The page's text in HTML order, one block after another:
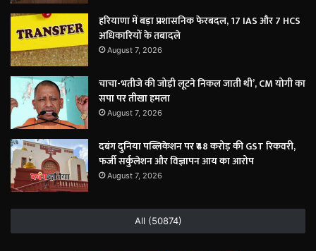
हरियाणा में बड़ा प्रशासनिक फेरबदल, 17 IAS और 7 HCS
अधिकारियों के तबादले
August 7, 2026
चाचा-भतीजे की जोड़ी लूटने निकल जाती थी’, CM योगी का
सपा पर तीखा हमला
August 7, 2026
दबंग दुनिया पब्लिकेशन पर ₹48 करोड़ की GST रिकवरी,
फर्जी सर्कुलेशन और विज्ञापन आय का आरोप
August 7, 2026
All (50874)